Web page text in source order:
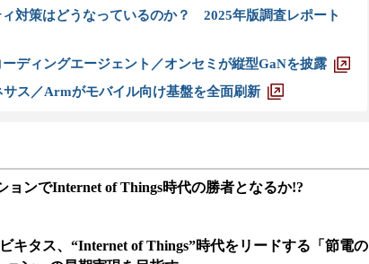
対策はどうなっているのか？ 2025年版調査レポート
ディングエージェント／オンセミが縦型GaNを披露
ス／Armがモバイル向け基盤を全面刷新
ョンでInternet of Things時代の勝者となるか!?
キタス、“Internet of Things”時代をリードする「節電の